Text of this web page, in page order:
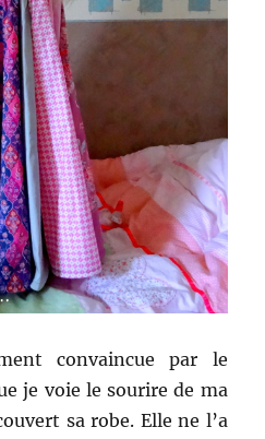
convaincue par le
je voie le sourire de ma
sa robe. Elle ne l’a